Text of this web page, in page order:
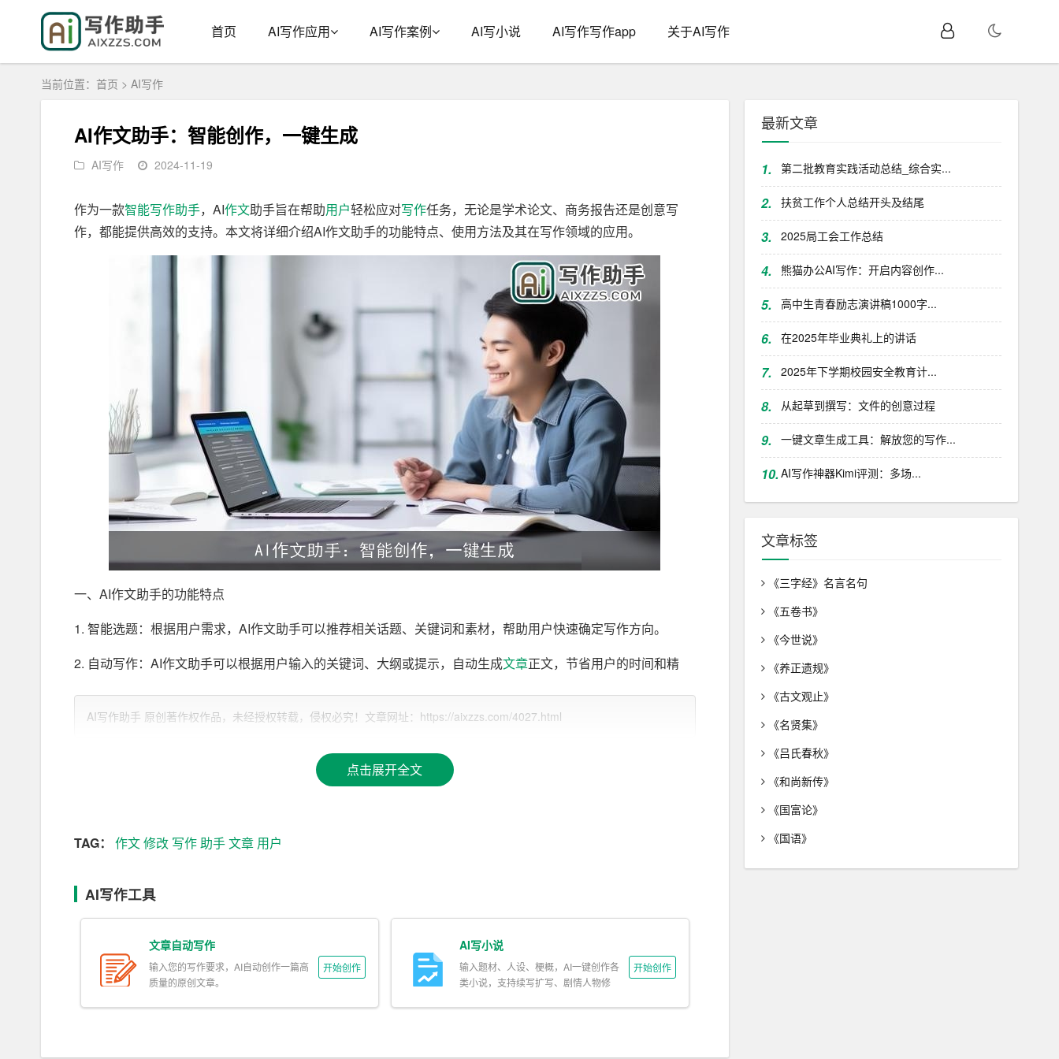
首页 AI写作应用 AI写作案例 AI写小说 AI写作写作app 关于AI写作
当前位置： 首页 > AI写作
AI作文助手：智能创作，一键生成
AI写作 2024-11-19
作为一款智能写作助手，AI作文助手旨在帮助用户轻松应对写作任务，无论是学术论文、商务报告还是创意写
作，都能提供高效的支持。本文将详细介绍AI作文助手的功能特点、使用方法及其在写作领域的应用。
一、AI作文助手的功能特点
1. 智能选题：根据用户需求，AI作文助手可以推荐相关话题、关键词和素材，帮助用户快速确定写作方向。
2. 自动写作：AI作文助手可以根据用户输入的关键词、大纲或提示，自动生成文章正文，节省用户的时间和精
3. 智能修改：AI作文助手拥有强大的语言分析能力，可以对用户写作中的语法错误、用词不当等问题进行实时修
4. 语句优化：AI作文助手可以根据用户的需求，对句子进行改写、扩充或压缩，使文章语言更加优美、简洁。
6. 实时辅助：AI作文助手支持全文实时编辑，用户可以随时调整文章结构、修改内容，确保写作过程的高效与便
二、AI作文助手的使用方法
1. 安装与启动：用户首先需要在电脑或手机上安装AI作文助手
，然后启动程序进入使用界面。
2. 输入需求：在界面中，用户需要输入自己的写作需求，如关键词、大纲等，以便AI作文助手更好地理解用户意
AI写作助手 原创著作权作品，未经授权转载，侵权必究！文章网址：https://aixzzs.com/4027.html
点击展开全文
TAG： 作文修改 写作助手文章 用户
AI写作工具
文章自动写作
输入您的写作要求，AI自动创作一篇高
质量的原创文章。
开始创作
AI写小说
输入题材、人设、梗概，AI一键创作各
类小说，支持续写扩写、剧情人物修
开始创作
最新文章
1. 第二批教育实践活动总结_综合实...
2. 扶贫工作个人总结开头及结尾
3. 2025局工会工作总结
4. 熊猫办公AI写作：开启内容创作...
5. 高中生青春励志演讲稿1000字...
6. 在2025年毕业典礼上的讲话
7. 2025年下学期校园安全教育计...
8. 从起草到撰写：文件的创意过程
9. 一键文章生成工具：解放您的写作...
10.AI写作神器Kimi评测：多场...
文章标签
《三字经》名言名句
《五卷书》
《今世说》
《养正遗规》
《古文观止》
《名贤集》
《吕氏春秋》
《和尚新传》
《国富论》
《国语》